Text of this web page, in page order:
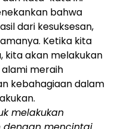
bahwa
dari kesuksesan,
Ketika kita
kita akan melakukan
meraih
kebahagiaan dalam
melakukan